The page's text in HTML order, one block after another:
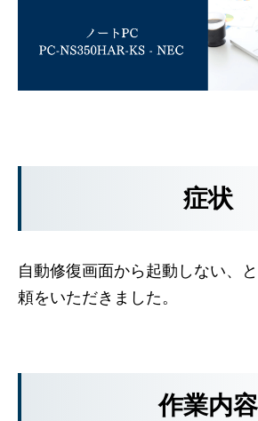
症状
自動修復画面から起動しない、
頼をいただきました。
作業内容